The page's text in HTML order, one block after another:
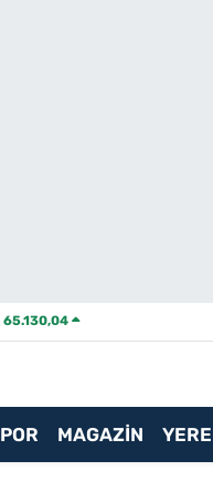
65.130,04
MAGAZİN